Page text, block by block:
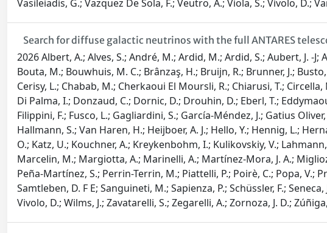
Vasileiadis, G.; Vazquez De Sola, F.; Veutro, A.; Viola, S.; Vivolo, D.;
Search for diffuse galactic neutrinos with the full ANTARES
2026 Albert, A.; Alves, S.; André, M.; Ardid, M.; Ardid, S.; Aubert, J. -
Bouta, M.; Bouwhuis, M. C.; Brânzaş, H.; Bruijn, R.; Brunner, J.;
Cerisy, L.; Chabab, M.; Cherkaoui El Moursli, R.; Chiarusi, T.;
Di Palma, I.; Donzaud, C.; Dornic, D.; Drouhin, D.; Eberl, T.;
Filippini, F.; Fusco, L.; Gagliardini, S.; García-Méndez, J.; Gatius
Hallmann, S.; Van Haren, H.; Heijboer, A. J.; Hello, Y.; Hennig, L.;
O.; Katz, U.; Kouchner, A.; Kreykenbohm, I.; Kulikovskiy, V.;
Marcelin, M.; Margiotta, A.; Marinelli, A.; Martínez-Mora, J. A.;
Peña-Martínez, S.; Perrin-Terrin, M.; Piattelli, P.; Poirè, C.; Popa, V.;
Samtleben, D. F E; Sanguineti, M.; Sapienza, P.; Schüssler, F.;
Vivolo, D.; Wilms, J.; Zavatarelli, S.; Zegarelli, A.; Zornoza, J. D.;